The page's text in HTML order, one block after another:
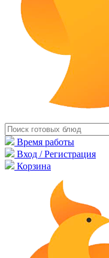
Время работы
Вход / Регистрация
Корзина